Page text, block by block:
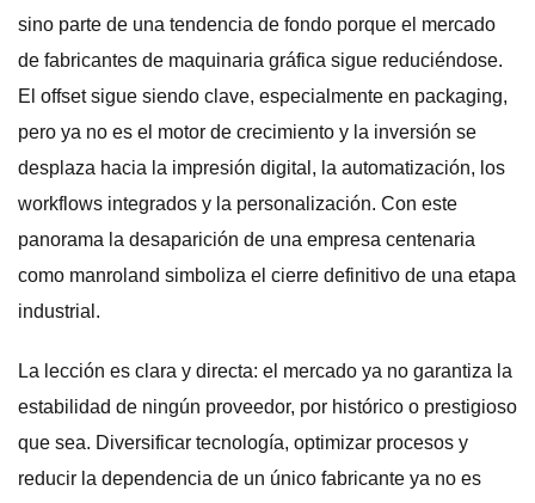
sino parte de una tendencia de fondo porque el mercado
de fabricantes de maquinaria gráfica sigue reduciéndose.
El offset sigue siendo clave, especialmente en packaging,
pero ya no es el motor de crecimiento y la inversión se
desplaza hacia la impresión digital, la automatización, los
workflows integrados y la personalización. Con este
panorama la desaparición de una empresa centenaria
como manroland simboliza el cierre definitivo de una etapa
industrial.
La lección es clara y directa: el mercado ya no garantiza la
estabilidad de ningún proveedor, por histórico o prestigioso
que sea. Diversificar tecnología, optimizar procesos y
reducir la dependencia de un único fabricante ya no es